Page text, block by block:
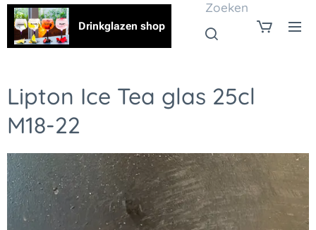
Drinkglazen shop
Zoeken
Lipton Ice Tea glas 25cl
M18-22